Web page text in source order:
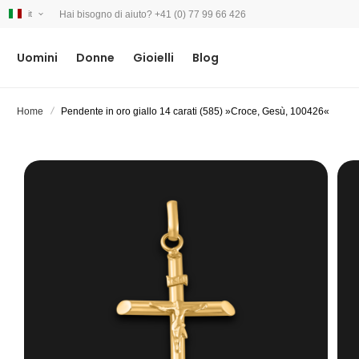
it Hai bisogno di aiuto? +41 (0) 77 99 66 426
Uomini Donne Gioielli Blog
Home Pendente in oro giallo 14 carati (585) »Croce, Gesù, 100426«
Vai